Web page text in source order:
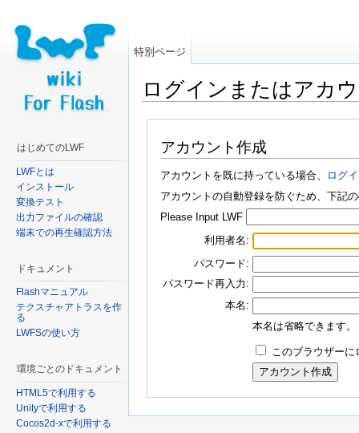
ログインまたはアカ
アカウント作成
アカウントを既に持っている場合、
ログ
アカウントの自動登録を防ぐため、下記
Please Input LWF
利用者名:
パスワード:
パスワード再入力:
本名:
本名は省略できます
このブラウザー
特別ページ
はじめてのLWF
LWFとは
インストール
変換テスト
出力ファイルの確認
端末での再生確認方法
ドキュメント
Flashマニュアル
テクスチャアトラスを作
る
LWFSの使い方
環境ごとのドキュメント
HTML5で利用する
Unityで利用する
Cocos2d-xで利用する